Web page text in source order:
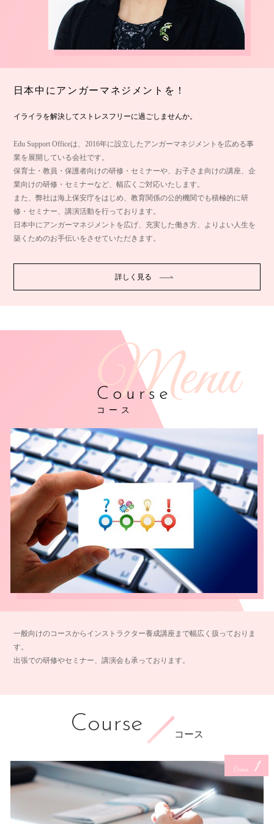
日本中にアンガーマネジメントを！
イライラを解決してストレスフリーに過ごしませんか。
Edu Support Officeは、2016年に設立したアンガーマネジメントを広める事
業を展開している会社です。
保育士・教員・保護者向けの研修・セミナーや、お子さま向けの講座、企
業向けの研修・セミナーなど、幅広くご対応いたします。
また、弊社は海上保安庁をはじめ、教育関係の公的機関でも積極的に研
修・セミナー、講演活動を行っております。
日本中にアンガーマネジメントを広げ、充実した働き方、よりよい人生を
築くためのお手伝いをさせていただきます。
詳しく見る
Course
コース
一般向けのコースからインストラクター養成講座まで幅広く扱っておりま
す。
出張での研修やセミナー、講演会も承っております。
Course コース
Course 1